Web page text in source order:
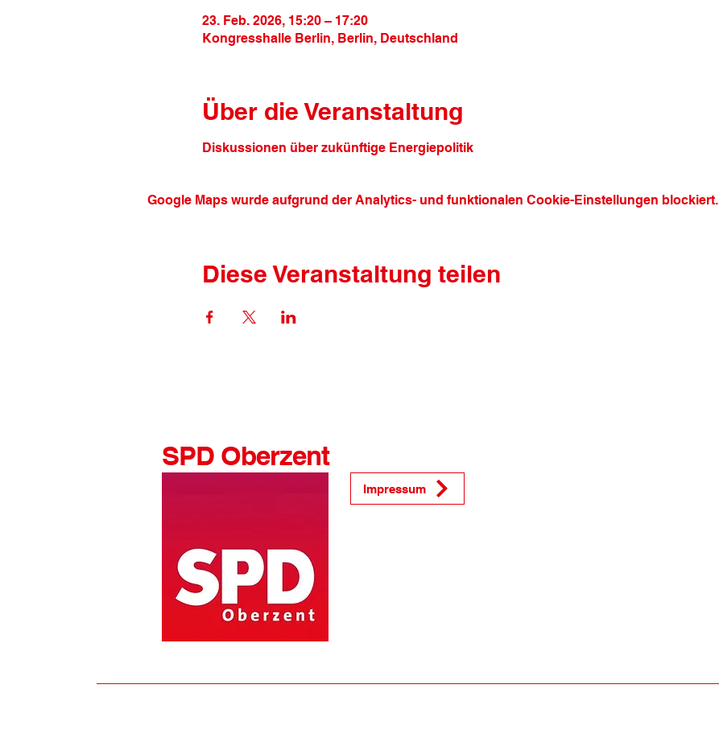
23. Feb. 2026, 15:20 – 17:20
Kongresshalle Berlin, Berlin, Deutschland
Über die Veranstaltung
Diskussionen über zukünftige Energiepolitik
Google Maps wurde aufgrund der Analytics- und funktionalen Cookie-Einstellungen blockiert.
Diese Veranstaltung teilen
SPD Oberzent
Impressum